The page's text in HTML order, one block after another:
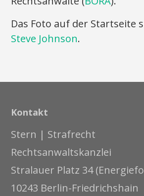
Das Foto auf der Startseite
Steve Johnson.
Kontakt
Stern | Strafrecht
Rechtsanwaltskanzlei
Stralauer Platz 34
10243 Berlin-Friedrichshain